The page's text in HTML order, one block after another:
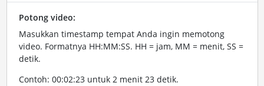
Potong video:
Masukkan timestamp tempat Anda ingin memotong
video. Formatnya HH:MM:SS. HH = jam, MM = menit, SS =
detik.
Contoh: 00:02:23 untuk 2 menit 23 detik.